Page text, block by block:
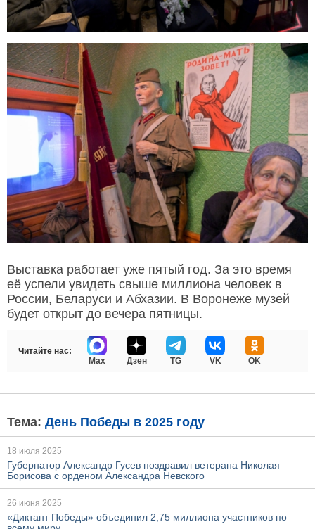
Выставка работает уже пятый год. За это время
её успели увидеть свыше миллиона человек в
России, Беларуси и Абхазии. В Воронеже музей
будет открыт до вечера пятницы.
Читайте нас:
Max
Дзен TG VK OK
Тема: День Победы в 2025 году
18 июля 2025
Губернатор Александр Гусев поздравил ветерана Николая
Борисова с орденом Александра Невского
26 июня 2025
«Диктант Победы» объединил 2,75 миллиона участников по